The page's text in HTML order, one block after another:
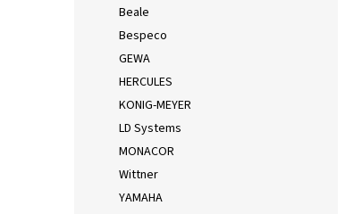
Beale
Bespeco
GEWA
HERCULES
KONIG-MEYER
LD Systems
MONACOR
Wittner
YAMAHA